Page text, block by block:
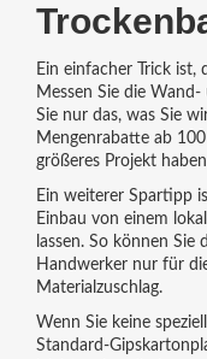
Ein einfacher Trick ist,
Messen Sie die
Sie nur das, was Sie
Mengenrabatte ab
größeres Projekt
Ein weiterer Spartipp
Einbau von einem
lassen. So können Sie
Handwerker nur für
Materialzuschlag.
Wenn Sie keine